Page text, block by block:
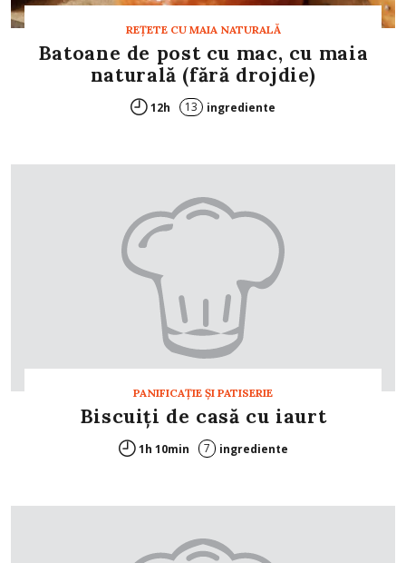
REȚETE CU MAIA NATURALĂ
Batoane de post cu mac, cu maia
naturală (fără drojdie)
12h 13 ingrediente
PANIFICAŢIE ŞI PATISERIE
Biscuiţi de casă cu iaurt
1h 10min 7 ingrediente